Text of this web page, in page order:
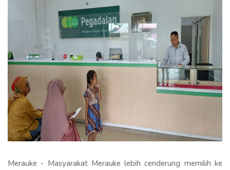
Merauke - Masyarakat Merauke lebih cenderung memilih ke